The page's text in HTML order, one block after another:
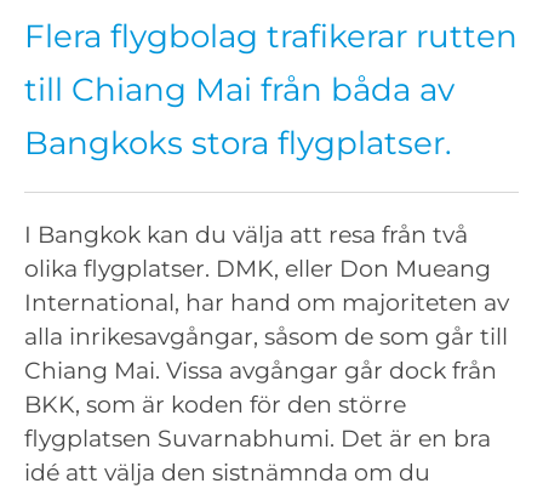
Flera flygbolag trafikerar rutten
till Chiang Mai från båda av
Bangkoks stora flygplatser.
I Bangkok kan du välja att resa från två
olika flygplatser. DMK, eller Don Mueang
International, har hand om majoriteten av
alla inrikesavgångar, såsom de som går till
Chiang Mai. Vissa avgångar går dock från
BKK, som är koden för den större
flygplatsen Suvarnabhumi. Det är en bra
idé att välja den sistnämnda om du